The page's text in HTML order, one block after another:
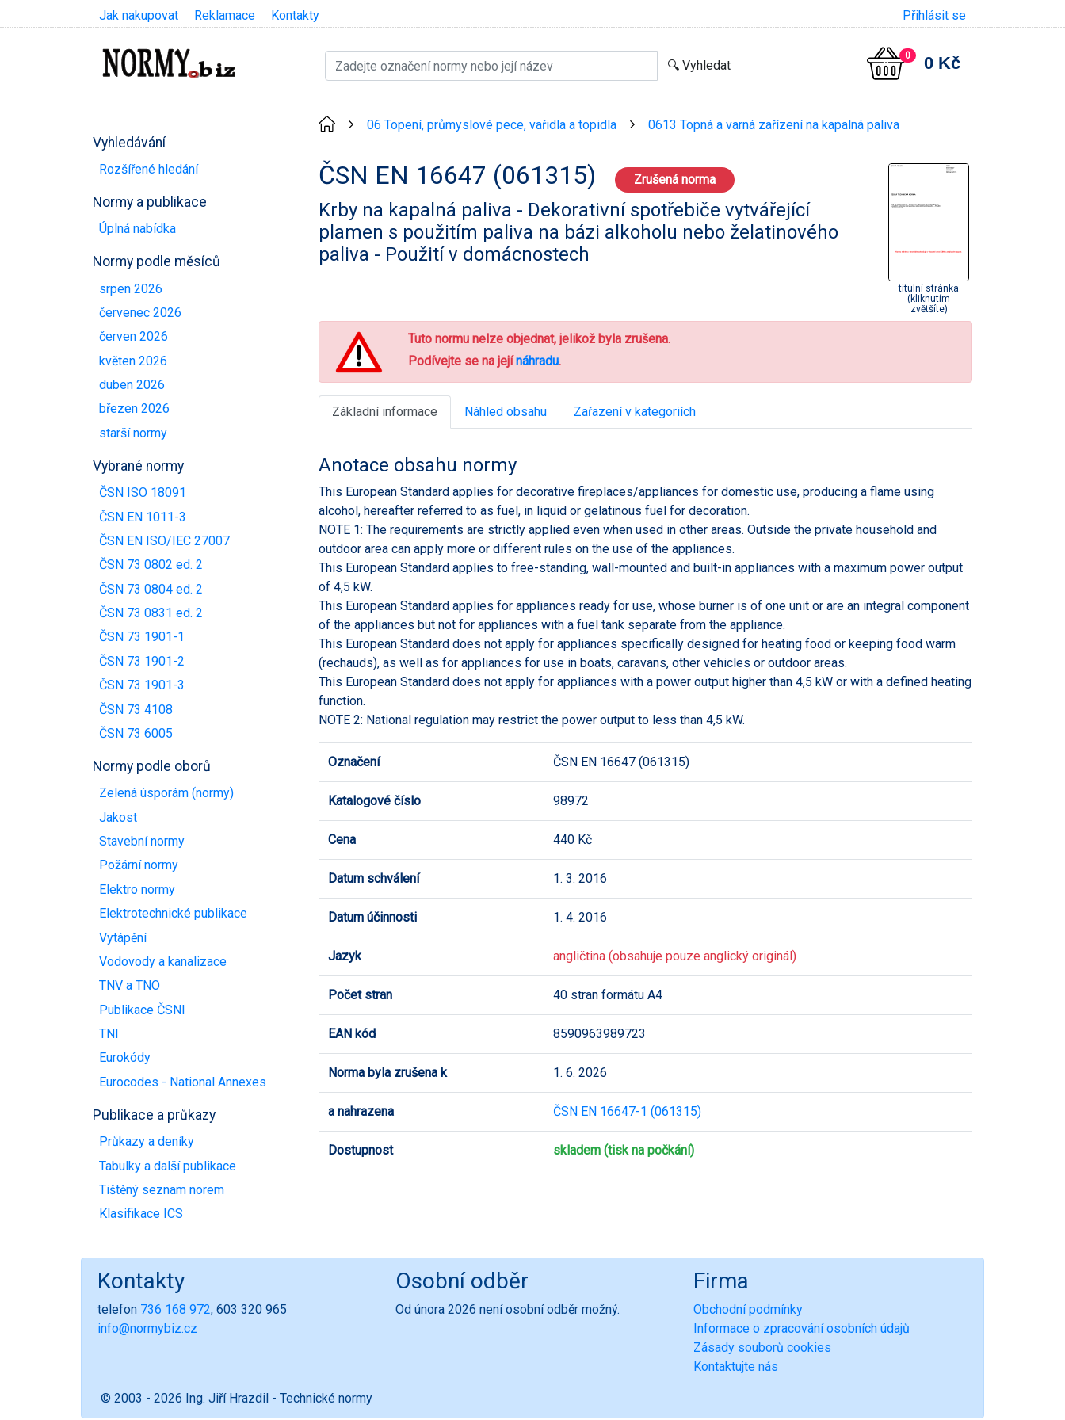
Jak nakupovat Reklamace Kontakty Přihlásit se
0 0 Kč
Vyhledávání
Rozšířené hledání
Normy a publikace
Úplná nabídka
Normy podle měsíců
srpen 2026
červenec 2026
červen 2026
květen 2026
duben 2026
březen 2026
starší normy
Vybrané normy
ČSN ISO 18091
ČSN EN 1011-3
ČSN EN ISO/IEC 27007
ČSN 73 0802 ed. 2
ČSN 73 0804 ed. 2
ČSN 73 0831 ed. 2
ČSN 73 1901-1
ČSN 73 1901-2
ČSN 73 1901-3
ČSN 73 4108
ČSN 73 6005
Normy podle oborů
Zelená úsporám (normy)
Jakost
Stavební normy
Požární normy
Elektro normy
Elektrotechnické publikace
Vytápění
Vodovody a kanalizace
TNV a TNO
Publikace ČSNI
TNI
Eurokódy
Eurocodes - National Annexes
Publikace a průkazy
Průkazy a deníky
Tabulky a další publikace
Tištěný seznam norem
Klasifikace ICS
06 Topení, průmyslové pece, vařidla a topidla 0613 Topná a varná zařízení na kapalná paliva
ČSN EN 16647 (061315) Zrušená norma
Krby na kapalná paliva - Dekorativní spotřebiče vytvářející
plamen s použitím paliva na bázi alkoholu nebo želatinového
paliva - Použití v domácnostech
titulní stránka
(kliknutím
zvětšíte)
Tuto normu nelze objednat, jelikož byla zrušena.
Podívejte se na jejínáhradu.
Základní informace Náhled obsahu Zařazení v kategoriích
Anotace obsahu normy
This European Standard applies for decorative fireplaces/appliances for domestic use, producing a flame using
alcohol, hereafter referred to as fuel, in liquid or gelatinous fuel for decoration.
NOTE 1: The requirements are strictly applied even when used in other areas. Outside the private household and
outdoor area can apply more or different rules on the use of the appliances.
This European Standard applies to free-standing, wall-mounted and built-in appliances with a maximum power output
of 4,5 kW.
This European Standard applies for appliances ready for use, whose burner is of one unit or are an integral component
of the appliances but not for appliances with a fuel tank separate from the appliance.
This European Standard does not apply for appliances specifically designed for heating food or keeping food warm
(rechauds), as well as for appliances for use in boats, caravans, other vehicles or outdoor areas.
This European Standard does not apply for appliances with a power output higher than 4,5 kW or with a defined heating
function.
NOTE 2: National regulation may restrict the power output to less than 4,5 kW.
Označení ČSN EN 16647 (061315)
Katalogové číslo 98972
Cena 440 Kč
Datum schválení 1. 3. 2016
Datum účinnosti 1. 4. 2016
Jazyk angličtina (obsahuje pouze anglický originál)
Počet stran 40 stran formátu A4
EAN kód 8590963989723
Norma byla zrušena k 1. 6. 2026
a nahrazena ČSN EN 16647-1 (061315)
Dostupnost skladem (tisk na počkání)
Kontakty
telefon 736 168 972, 603 320 965
info@normybiz.cz
Osobní odběr
Od února 2026 není osobní odběr možný.
Firma
Obchodní podmínky
Informace o zpracování osobních údajů
Zásady souborů cookies
Kontaktujte nás
© 2003 - 2026 Ing. Jiří Hrazdil - Technické normy